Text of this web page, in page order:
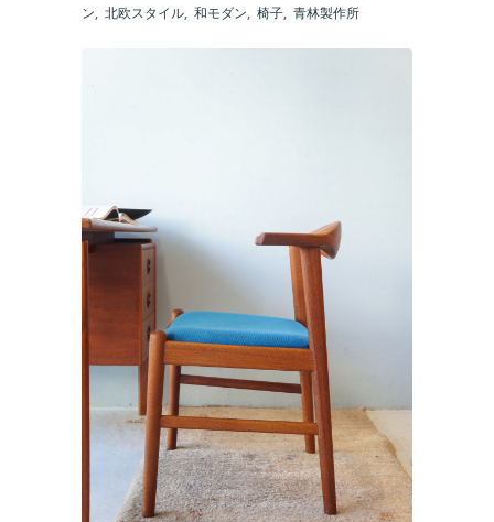
ン, 北欧スタイル, 和モダン, 椅子, 青林製作所